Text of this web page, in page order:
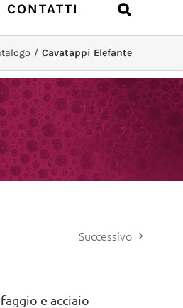
/ Cavatappi Elefante
Successivo
e acciaio